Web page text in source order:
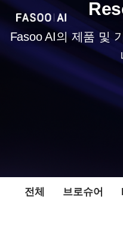
Fasoo AI의 제품 및
전체 브로슈어